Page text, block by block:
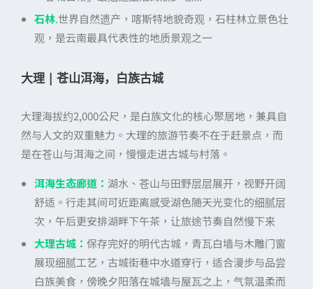
石林.世界自然遗产，喀斯特地貌奇观，石柱林立景色壮
观，是云南最具代表性的地质景观之一
大理 | 苍山洱海，白族古城
大理海拔约2,000公尺，是白族文化的核心聚居地，兼具自
然与人文的双重魅力。大理的旅游节奏不在于赶景点，而
是在苍山与洱海之间，慢慢走进古城与村落。
洱海生态廊道： 湖水、苍山与田野层层展开，视野开阔
舒适。行走其间可近距离感受湖色随天光变化的细腻层
次，午后更安排湖畔下午茶，让旅途节奏自然慢下来
大理古城： 保存完好的明代古城，青瓦白墙与木雕门窗
展现细腻工艺，古城街巷中水道穿行，适合漫步与品尝
白族美食，傍晚夕阳落在城墙与屋瓦之上，气氛温柔而